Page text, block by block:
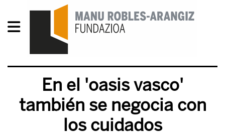
En el 'oasis vasco'
también se negocia con
los cuidados